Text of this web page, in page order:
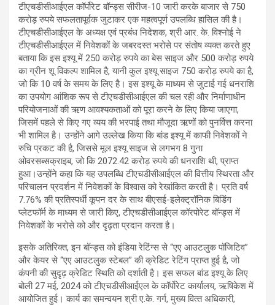
टीएचडीसीआईएल कॉर्पोरेट बॉन्ड्स सीरीज-10 जारी करके बाजार से 750
करोड़ रुपये सफलतापूर्वक जुटाकर एक महत्वपूर्ण उपलब्धि हासिल की है।
टीएचडीसीआईएल के अध्यक्ष एवं प्रबंध निदेशक, श्री आर. के. विश्‍नोई ने
टीएचडीसीआईएल में निवेशकों के जबरदस्त भरोसे पर संतोष व्यक्त करते हुए
बताया कि इस इश्यू में 250 करोड़ रुपये का बेस साइज और 500 करोड़ रुपये
का ग्रीन शू विकल्प शामिल है, यानी कुल इश्यू साइज 750 करोड़ रुपये का है,
जो कि 10 वर्ष के समय के लिए है। इस इश्यू के माध्यम से जुटाई गई धनराशि
का उपयोग आंशिक रूप से टीएचडीसीआईएल की चल रही और निर्माणाधीन
परियोजनाओं की ऋण आवश्यकताओं को पूरा करने के लिए किया जाएगा,
जिसमें पहले से किए गए व्यय की भरपाई तथा मौजूदा ऋणों को पुनर्वित्त करना
भी शामिल है। उन्होंने आगे उल्लेख किया कि बांड इश्यू में काफी निवेशकों ने
रुचि प्रकट की है, जिससे मूल इश्यू साइज से लगभग 8 गुना
ओवरसब्सक्राइब, जो कि 2072.42 करोड़ रुपये की धनराशि थी, प्राप्‍त
हुआ।उन्होंने कहा कि यह उपलब्धि टीएचडीसीआईएल की वित्तीय स्थिरता और
परिचालन प्रदर्शन में निवेशकों के विश्वास को रेखांकित करती है। प्रति वर्ष
7.76% की प्रतिस्पर्धी कूपन दर के साथ बीएसई-इलेक्ट्रॉनिक बिडिंग
प्लेटफॉर्म के माध्यम से जारी किए, टीएचडीसीआईएल कॉरपोरेट बॉन्ड्स में
निवेशकों के भरोसे को और दृढ़ता प्रदान करता है।
इसके अतिरिक्त, इन बॉन्ड्स को इंडिया रेटिंग्स से “एए आउटलुक पॉजिटिव”
और केयर से “एए आउटलुक स्टेबल” की क्रेडिट रेटिंग प्राप्त हुई है, जो
कंपनी की सुदृढ़ क्रेडिट स्‍थिति को दर्शाती है। इस सफल बांड इश्यू के लिए
बोली 27 मई, 2024 को टीएचडीसीआईएल के कॉर्पोरेट कार्यालय, ऋषिकेश में
आयोजित हुई। कार्य का समन्वयन श्री ए.के. गर्ग, मुख्‍य वित्‍त अधिकारी,